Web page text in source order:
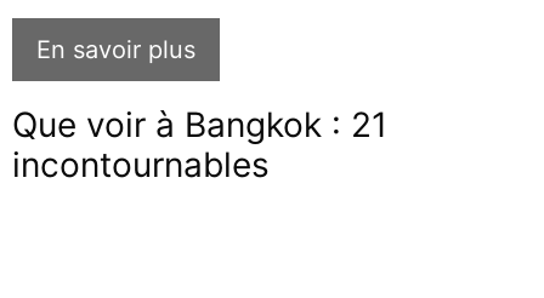
En savoir plus
Que voir à Bangkok : 21
incontournables